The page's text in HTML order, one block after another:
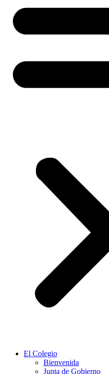
El Colegio
Bienvenida
Junta de Gobierno